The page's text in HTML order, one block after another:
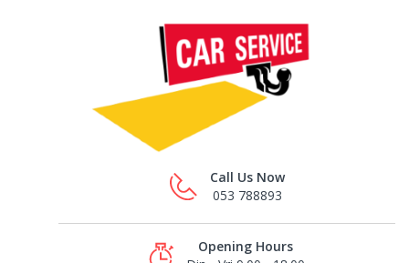
Call Us Now
053 788893
Opening Hours